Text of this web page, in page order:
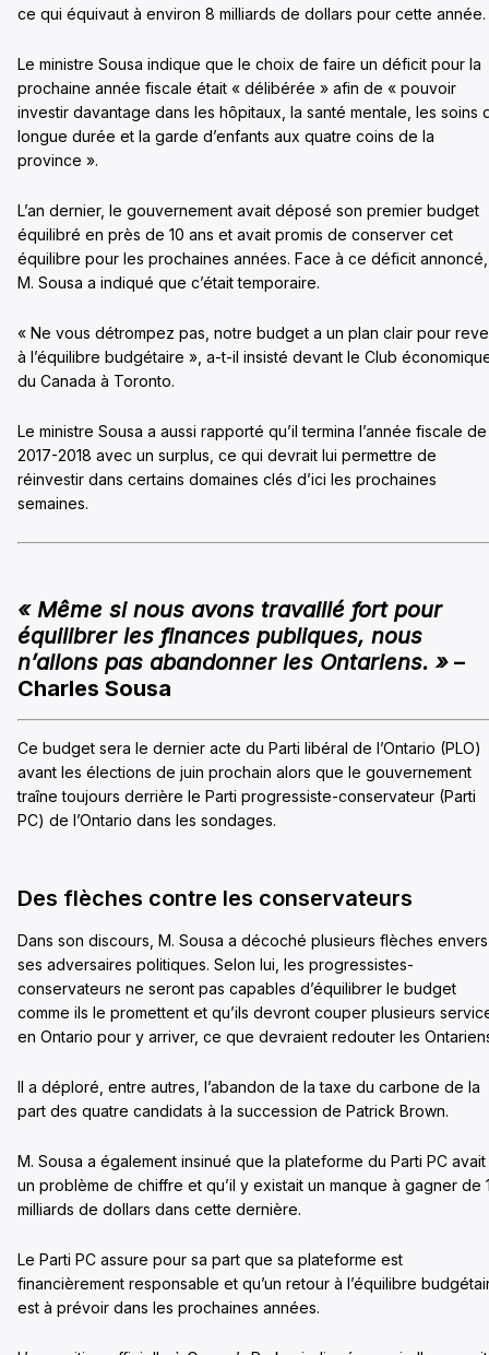
ce qui équivaut à environ 8 milliards de dollars pour cette année.
Le ministre Sousa indique que le choix de faire un déficit pour la
prochaine année fiscale était « délibérée » afin de « pouvoir
investir davantage dans les hôpitaux, la santé mentale, les soins
longue durée et la garde d’enfants aux quatre coins de la
province ».
L’an dernier, le gouvernement avait déposé son premier budget
équilibré en près de 10 ans et avait promis de conserver cet
équilibre pour les prochaines années. Face à ce déficit annoncé,
M. Sousa a indiqué que c’était temporaire.
« Ne vous détrompez pas, notre budget a un plan clair pour
à l’équilibre budgétaire », a-t-il insisté devant le Club
du Canada à Toronto.
Le ministre Sousa a aussi rapporté qu’il termina l’année fiscale de
2017-2018 avec un surplus, ce qui devrait lui permettre de
réinvestir dans certains domaines clés d’ici les prochaines
semaines.
« Même si nous avons travaillé fort pour
équilibrer les finances publiques, nous
n’allons pas abandonner les Ontariens. » –
Charles Sousa
Ce budget sera le dernier acte du Parti libéral de l’Ontario (PLO)
avant les élections de juin prochain alors que le gouvernement
traîne toujours derrière le Parti progressiste-conservateur (Parti
PC) de l’Ontario dans les sondages.
Des flèches contre les conservateurs
Dans son discours, M. Sousa a décoché plusieurs flèches envers
ses adversaires politiques. Selon lui, les progressistes-
conservateurs ne seront pas capables d’équilibrer le budget
comme ils le promettent et qu’ils devront couper plusieurs
en Ontario pour y arriver, ce que devraient redouter les
Il a déploré, entre autres, l’abandon de la taxe du carbone de la
part des quatre candidats à la succession de Patrick Brown.
M. Sousa a également insinué que la plateforme du Parti PC avait
un problème de chiffre et qu’il y existait un manque à gagner de
milliards de dollars dans cette dernière.
Le Parti PC assure pour sa part que sa plateforme est
financièrement responsable et qu’un retour à l’équilibre
est à prévoir dans les prochaines années.